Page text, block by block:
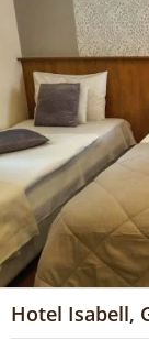
Hotel Isabell,